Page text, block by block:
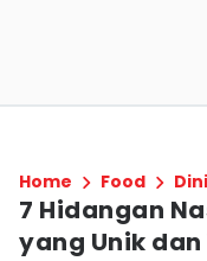
Home Food
7 Hidangan
yang Unik